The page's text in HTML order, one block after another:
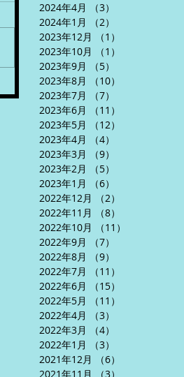
2024年4月
（3）
2024年1月
（2）
2023年12月
（1）
2023年10月
（1）
2023年9月
（5）
2023年8月
（10）
2023年7月
（7）
2023年6月
（11）
2023年5月
（12）
2023年4月
（4）
2023年3月
（9）
2023年2月
（5）
2023年1月
（6）
2022年12月
（2）
2022年11月
（8）
2022年10月
（11）
2022年9月
（7）
2022年8月
（9）
2022年7月
（11）
2022年6月
（15）
2022年5月
（11）
2022年4月
（3）
2022年3月
（4）
2022年1月
（3）
2021年12月
（6）
2021年11月
（3）